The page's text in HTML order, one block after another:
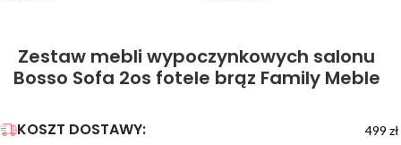
Zestaw mebli wypoczynkowych salonu
Bosso Sofa 2os fotele brąz Family Meble
KOSZT DOSTAWY: 499 zł